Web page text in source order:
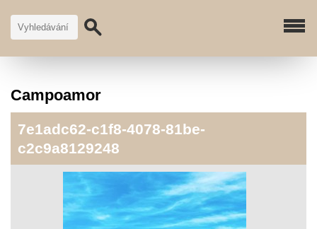
Campoamor
7e1adc62-c1f8-4078-81be-
c2c9a8129248